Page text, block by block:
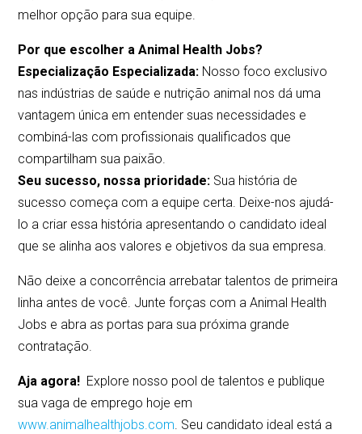
melhor opção para sua equipe.
Por que escolher a Animal Health Jobs?
Especialização Especializada: Nosso foco exclusivo
nas indústrias de saúde e nutrição animal nos dá uma
vantagem única em entender suas necessidades e
combiná-las com profissionais qualificados que
compartilham sua paixão.
Seu sucesso, nossa prioridade: Sua história de
sucesso começa com a equipe certa. Deixe-nos ajudá-
lo a criar essa história apresentando o candidato ideal
que se alinha aos valores e objetivos da sua empresa.
Não deixe a concorrência arrebatar talentos de primeira
linha antes de você. Junte forças com a Animal Health
Jobs e abra as portas para sua próxima grande
contratação.
Aja agora! Explore nosso pool de talentos e publique
sua vaga de emprego hoje em
www.animalhealthjobs.com. Seu candidato ideal está a